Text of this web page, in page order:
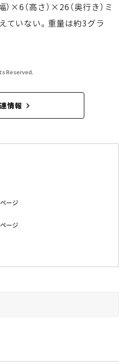
×6（高さ）×26（奥行き）ミ
ていない。重量は約3グラ
Reserved.
情報
ージ
ージ